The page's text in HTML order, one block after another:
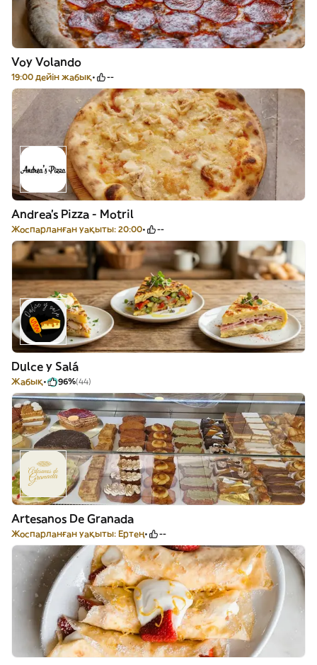
Voy Volando
19:00 дейін жабық --
Andrea's Pizza - Motril
Жоспарланған уақыты: 20:00 --
Dulce y Salá
Жабық 96%(44)
Artesanos De Granada
Жоспарланған уақыты: Ертең --